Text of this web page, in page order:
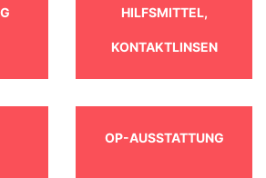
HILFSMITTEL,
KONTAKTLINSEN
OP-AUSSTATTUNG